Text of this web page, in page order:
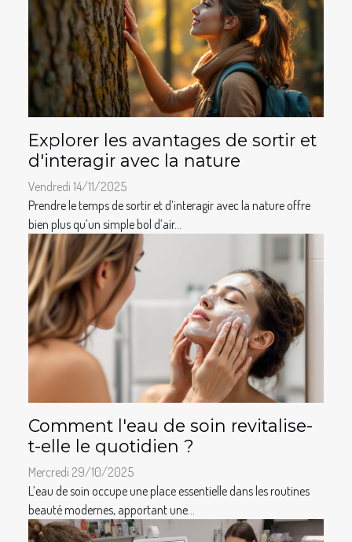
Explorer les avantages de sortir et
d'interagir avec la nature
Vendredi 14/11/2025
Prendre le temps de sortir et d’interagir avec la nature offre
bien plus qu’un simple bol d’air...
Comment l'eau de soin revitalise-
t-elle le quotidien ?
Mercredi 29/10/2025
L’eau de soin occupe une place essentielle dans les routines
beauté modernes, apportant une...